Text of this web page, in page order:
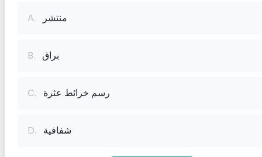
A. منتشر
B. براق
C. رسم خرائط عثرة
D. شفافية